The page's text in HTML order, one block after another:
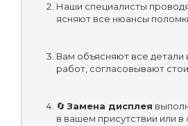
Наши специалисты
ясняют все нюансы
Вам объясняют все детали
работ, согласовывают
🔄 Замена дисплея
в вашем присутствии или